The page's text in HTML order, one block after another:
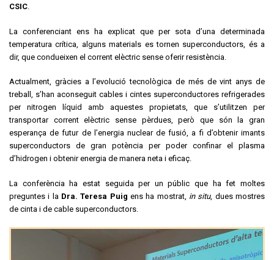
CSIC.
La conferenciant ens ha explicat que per sota d’una determinada
temperatura crítica, alguns materials es tornen superconductors, és a
dir, que condueixen el corrent elèctric sense oferir resistència.
Actualment, gràcies a l’evolució tecnològica de més de vint anys de
treball, s’han aconseguit cables i cintes superconductores refrigerades
per nitrogen líquid amb aquestes propietats, que s’utilitzen per
transportar corrent elèctric sense pèrdues, però que són la gran
esperança de futur de l’energia nuclear de fusió, a fi d’obtenir imants
superconductors de gran potència per poder confinar el plasma
d’hidrogen i obtenir energia de manera neta i eficaç.
La conferència ha estat seguida per un públic que ha fet moltes
preguntes i la Dra. Teresa Puig ens ha mostrat, in situ, dues mostres
de cinta i de cable superconductors.